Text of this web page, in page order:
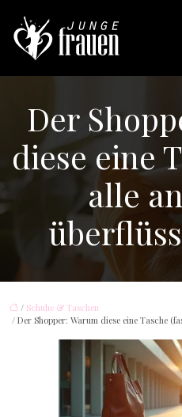
Der
diese eine
alle
/ Schuhe & Taschen
/ Der Shopper: Warum diese eine Tasche